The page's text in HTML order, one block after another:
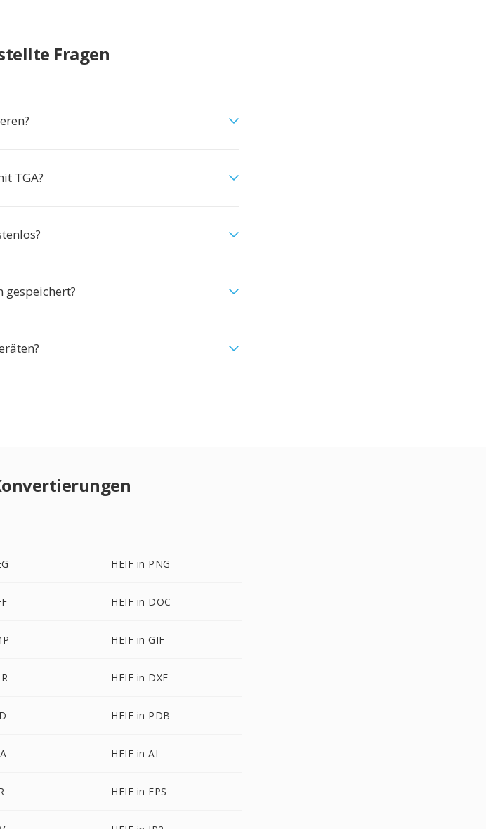
Fragen
TGA?
gespeichert?
HEIF in PNG
HEIF in DOC
HEIF in GIF
HEIF in DXF
HEIF in PDB
HEIF in AI
HEIF in EPS